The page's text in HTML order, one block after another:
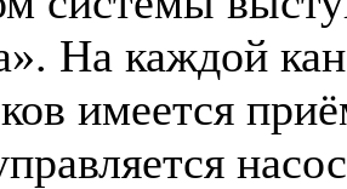
На каждой
имеется